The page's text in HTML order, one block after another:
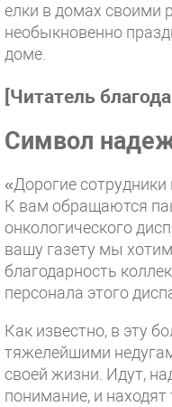
елки в домах своими
необыкновенно
доме.
[Читатель
Символ
«Дорогие
К вам обращаются
онкологического
вашу газету мы
благодарность
персонала этого
Как известно, в эту
тяжелейшими
своей жизни. Идут,
понимание, и